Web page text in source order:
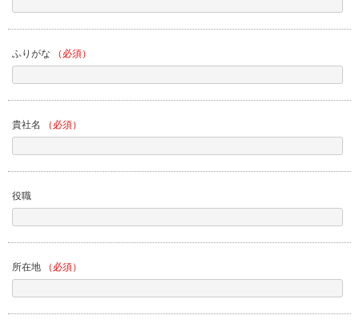
ふりがな （必須）
貴社名 （必須）
役職
所在地 （必須）